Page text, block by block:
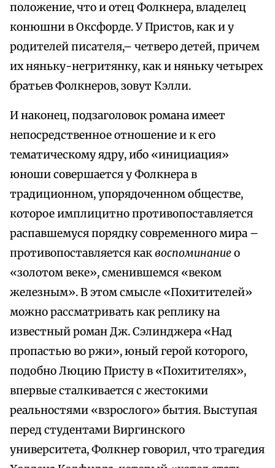
положение, что и отец Фолкнера, владелец
конюшни в Оксфорде. У Пристов, как и у
родителей писателя,– четверо детей, причем
их няньку-негритянку, как и няньку четырех
братьев Фолкнеров, зовут Кэлли.
И наконец, подзаголовок романа имеет
непосредственное отношение и к его
тематическому ядру, ибо «инициация»
юноши совершается у Фолкнера в
традиционном, упорядоченном обществе,
которое имплицитно противопоставляется
распавшемуся порядку современного мира –
противопоставляется каквоспоминаниео
«золотом веке», сменившемся «веком
железным». В этом смысле «Похитителей»
можно рассматривать как реплику на
известный роман Дж. Сэлинджера «Над
пропастью во ржи», юный герой которого,
подобно Люцию Присту в «Похитителях»,
впервые сталкивается с жестокими
реальностями «взрослого» бытия. Выступая
перед студентами Виргинского
университета, Фолкнер говорил, что трагедия